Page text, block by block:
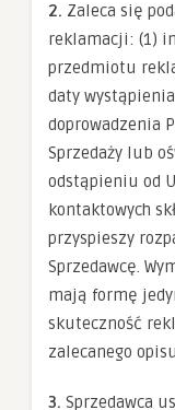
2. Zaleca się
reklamacji: (1)
przedmiotu
daty
doprowadzenia
Sprzedaży lub
odstąpieniu od
kontaktowych
przyspieszy
Sprzedawcę.
mają formę
skuteczność
zalecanego
3. Sprzedawca